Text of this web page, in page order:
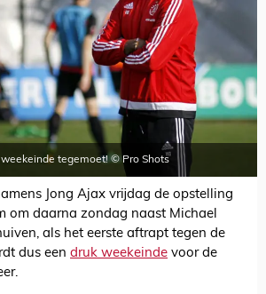
tegemoet! © Pro Shots
Jong Ajax vrijdag de opstelling
om daarna zondag naast Michael
als het eerste aftrapt tegen de
dus een druk weekeinde voor de